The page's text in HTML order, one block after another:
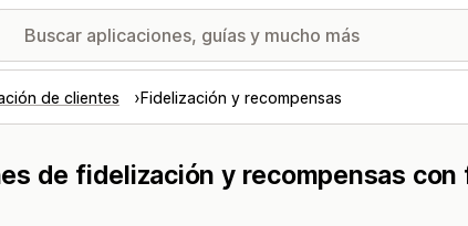
de clientes Fidelización y recompensas
de fidelización y recompensas con